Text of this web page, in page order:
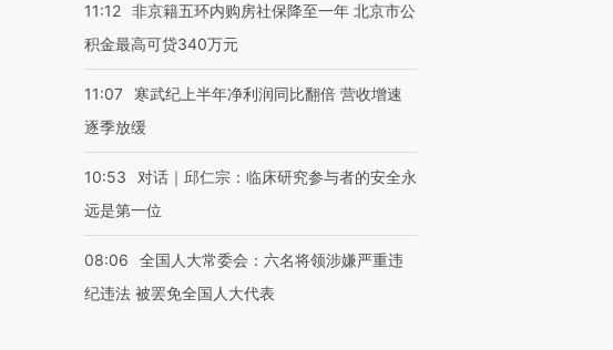
11:12 非京籍五环内购房社保降至一年 北京市公
积金最高可贷340万元
11:07
寒武纪上半年净利润同比翻倍 营收增速
逐季放缓
10:53
对话｜邱仁宗：临床研究参与者的安全永
远是第一位
08:06
全国人大常委会：六名将领涉嫌严重违
纪违法 被罢免全国人大代表